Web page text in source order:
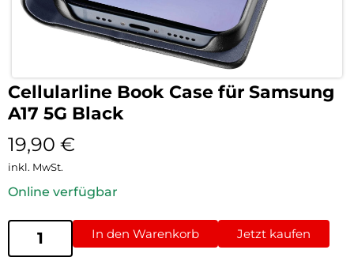
Cellularline Book Case für Samsung
A17 5G Black
19,90 €
inkl. MwSt.
Online verfügbar
In den Warenkorb Jetzt kaufen